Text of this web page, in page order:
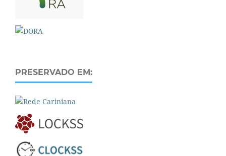
PRESERVADO EM: